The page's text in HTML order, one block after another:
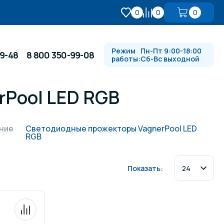
0 0 0
Водопады, водяные пушки и
48 8 800 350-99-08
Режим
работы:
Пн-Пт 9:00-18:00
Сб-Вс выходной
LED RGB
Светодиодные прожекторы VagnerPool LED
RGB
Показать: